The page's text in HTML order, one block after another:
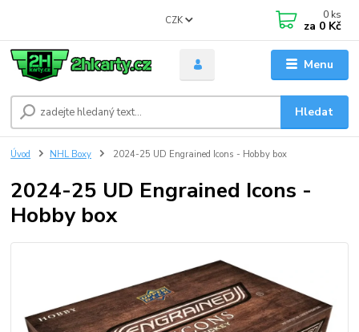
Menu
CZK
Hledat
0 ks
za 0 Kč
Úvod NHL Boxy 2024-25 UD Engrained Icons - Hobby box
2024-25 UD Engrained Icons -
Hobby box